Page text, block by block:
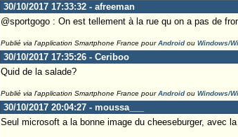
30/10/2017 17:33:32 - afreeman
@sportgogo : On est tellement à la rue qu on a pas de
Publié via l'application Smartphone France pourAndroidou Windows/
30/10/2017 17:35:26 - Ceriboo
Quid de la salade?
Publié via l'application Smartphone France pourAndroidou Windows/
30/10/2017 20:04:27 - moussa___
Seul microsoft a la bonne image du cheeseburger, avec